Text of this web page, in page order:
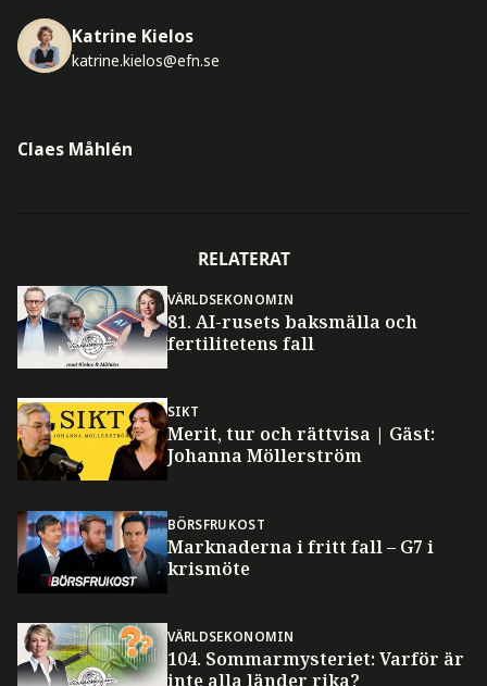
Katrine Kielos
katrine.kielos@efn.se
Claes Måhlén
RELATERAT
VÄRLDSEKONOMIN
81. AI-rusets baksmälla och
fertilitetens fall
SIKT
Merit, tur och rättvisa | Gäst:
Johanna Möllerström
BÖRSFRUKOST
Marknaderna i fritt fall – G7 i
krismöte
VÄRLDSEKONOMIN
104. Sommarmysteriet: Varför är
inte alla länder rika?